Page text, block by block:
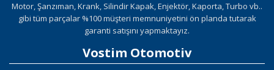
Motor, Şanzıman, Krank, Silindir Kapak, Enjektör, Kaporta, Turbo vb..
gibi tüm parçalar %100 müşteri memnuniyetini ön planda tutarak
garanti satışını yapmaktayız.
Vostim Otomotiv